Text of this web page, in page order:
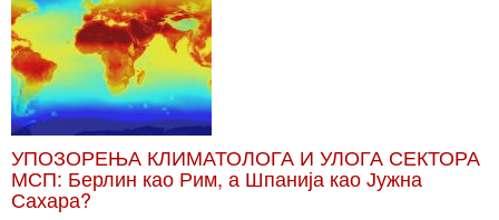
УПОЗОРЕЊА КЛИМАТОЛОГА И УЛОГА СЕКТОРА
МСП: Берлин као Рим, а Шпанија као Јужна
Сахара?